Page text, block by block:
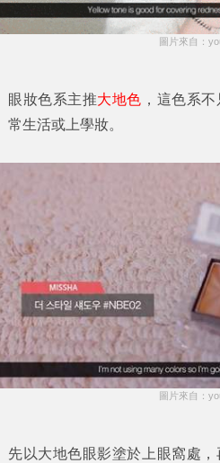
圖片來自：
眼妝色系主推大地色 ，這色系
常生活或上學妝。
圖片來自：
先以大地色眼影塗於上眼窩處